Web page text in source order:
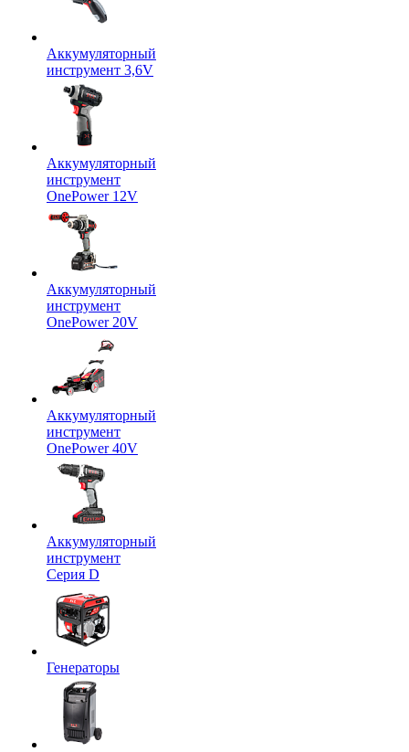
Аккумуляторный
инструмент 3,6V
Аккумуляторный
инструмент
OnePower 12V
Аккумуляторный
инструмент
OnePower 20V
Аккумуляторный
инструмент
OnePower 40V
Аккумуляторный
инструмент
Серия D
Генераторы